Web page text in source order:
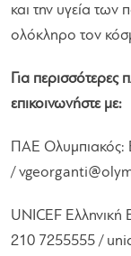
και την υγεία των
ολόκληρο τον
Για
επικοινωνήστε με:
ΠΑΕ
/
UNICEF Ελληνική
210 7255555 /